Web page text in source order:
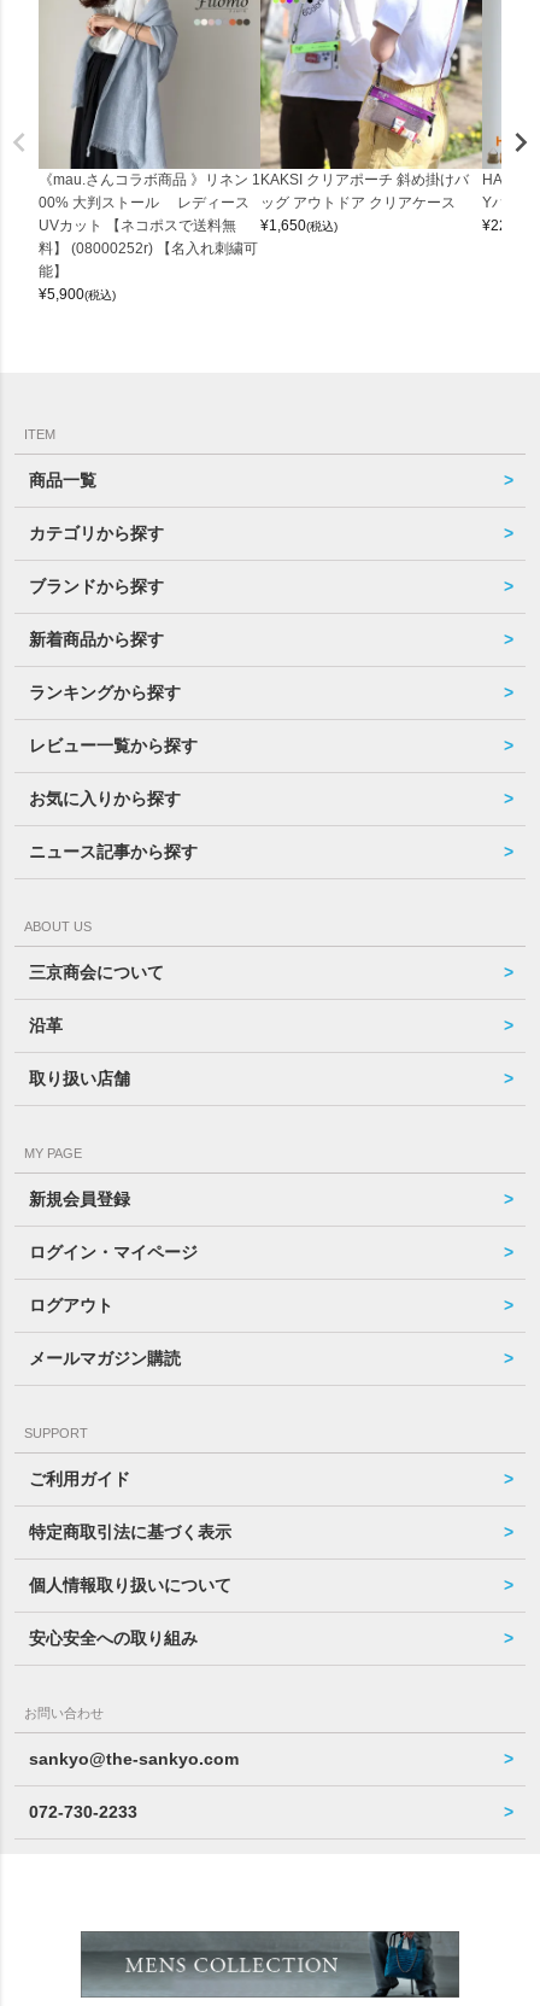
《mau.さんコラボ商品 》リネン 1
00% 大判ストール レディース
UVカット 【ネコポスで送料無
料】 (08000252r) 【名入れ刺繍可
能】
¥5,900(税込)
KAKSI クリアポーチ 斜め掛けバ
ッグ アウトドア クリアケース
¥1,650(税込)
Yバッグ
¥22,000
ITEM
商品一覧
カテゴリから探す
ブランドから探す
新着商品から探す
ランキングから探す
レビュー一覧から探す
お気に入りから探す
ニュース記事から探す
ABOUT US
三京商会について
沿革
取り扱い店舗
MY PAGE
新規会員登録
ログイン・マイページ
ログアウト
メールマガジン購読
SUPPORT
ご利用ガイド
特定商取引法に基づく表示
個人情報取り扱いについて
安心安全への取り組み
お問い合わせ
sankyo@the-sankyo.com
072-730-2233